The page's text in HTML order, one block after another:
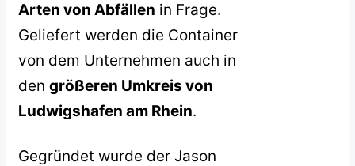
Arten von Abfällen in Frage.
Geliefert werden die Container
von dem Unternehmen auch in
den größeren Umkreis von
Ludwigshafen am Rhein.
Gegründet wurde der Jason